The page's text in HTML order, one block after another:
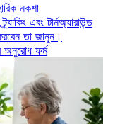
নকশা
এবং টার্নঅ্যারাউন্ড
তা জানুন।
অনুরোধ ফর্ম